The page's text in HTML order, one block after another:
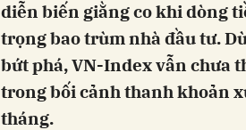
diễn biến giằng co khi dòng
trọng bao trùm nhà đầu tư.
bứt phá, VN-Index vẫn chưa
trong bối cảnh thanh khoản
tháng.